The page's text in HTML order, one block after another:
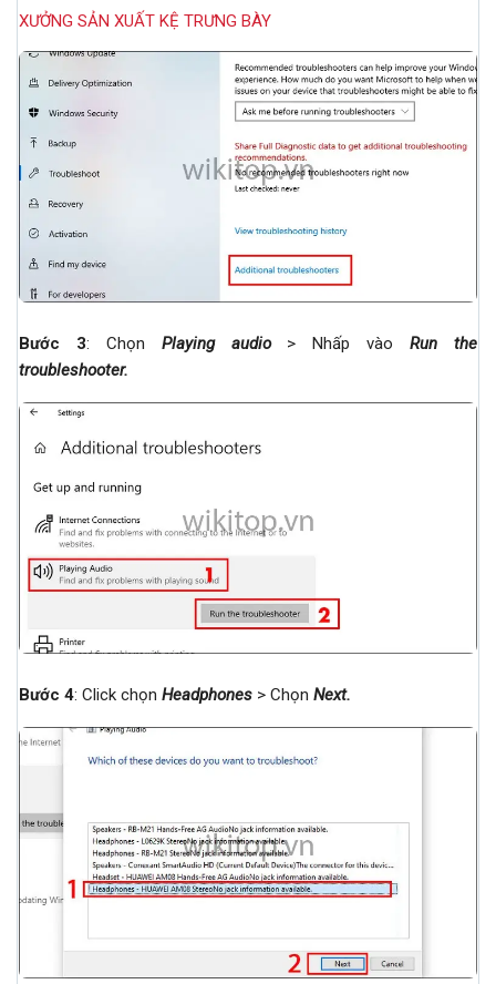
XƯỞNG SẢN XUẤT KỆ TRƯNG BÀY
Bước 3: Chọn Playing audio> Nhấp vàoRun the
troubleshooter.
Bước 4: Click chọn Headphones > Chọn Next.